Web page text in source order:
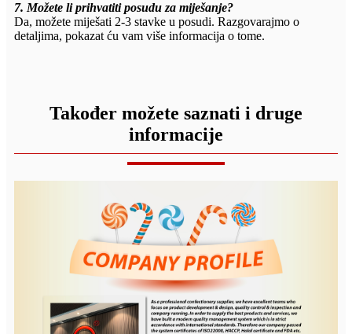
7. Možete li prihvatiti posudu za miješanje?
Da, možete miješati 2-3 stavke u posudi. Razgovarajmo o
detaljima, pokazat ću vam više informacija o tome.
Također možete saznati i druge
informacije